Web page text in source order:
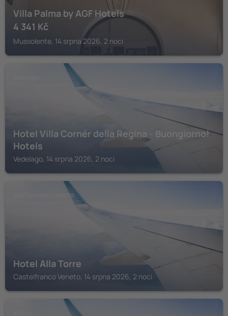
Villa Palma by AGF Hotels
4 341 Kč
Mussolente, 14 srpna 2026, 2 noci
Hotel Villa Cornér della Regina - Buongiorno!
Hotels
Vedelago, 14 srpna 2026, 2 noci
CASTELFRANCO VENETO
Hotel Alla Torre
Castelfranco Veneto, 14 srpna 2026, 2 noci